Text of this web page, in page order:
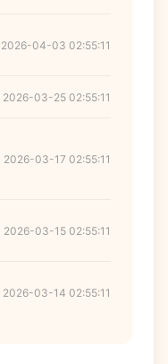
2026-04-03 02:55:11
2026-03-25 02:55:11
2026-03-17 02:55:11
2026-03-15 02:55:11
2026-03-14 02:55:11